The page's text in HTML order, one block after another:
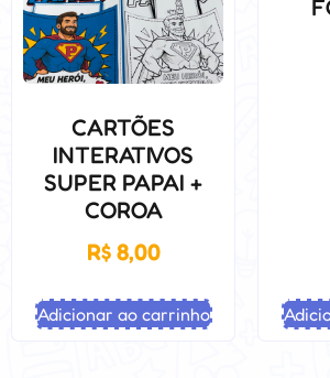
CARTÕES
INTERATIVOS
SUPER PAPAI +
COROA
R$8,00
Adicionar ao carrinho